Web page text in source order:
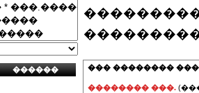
��� ��������
�������� ���.